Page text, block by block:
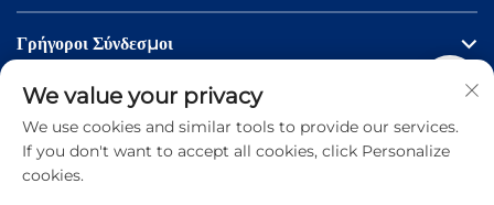
Γρήγοροι Σύνδεσμοι
Προϊόντα
Επικοινωνήστε Μαζί Μας
We value your privacy
We use cookies and similar tools to provide our services.
If you don't want to accept all cookies, click Personalize
cookies.